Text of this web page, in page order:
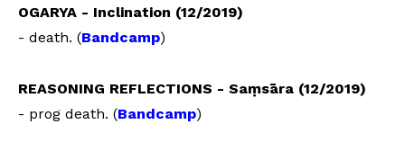
OGARYA - Inclination (12/2019)
- death. (Bandcamp)
REASONING REFLECTIONS - Saṃsāra (12/2019)
- prog death. (Bandcamp)